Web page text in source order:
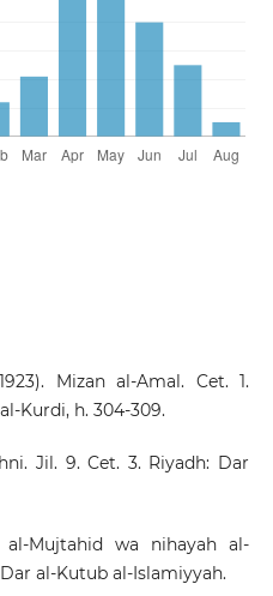
Mizan al-Amal. Cet. 1.
Kurdi, h. 304-309.
Jil. 9. Cet. 3. Riyadh: Dar
al-Mujtahid wa nihayah al-
al-Kutub al-Islamiyyah.